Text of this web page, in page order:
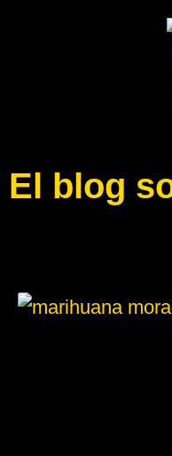
El blog